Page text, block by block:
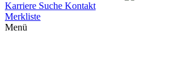
Karriere Suche Kontakt
Merkliste
Menü